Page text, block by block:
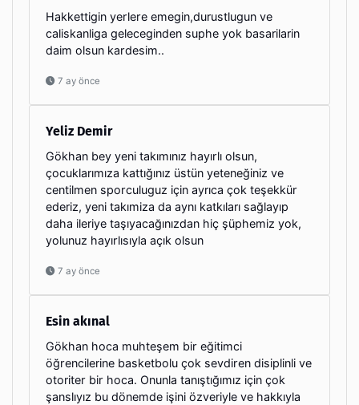
Hakkettigin yerlere emegin,durustlugun ve
caliskanliga geleceginden suphe yok basarilarin
daim olsun kardesim..
7 ay önce
Yeliz Demir
Gökhan bey yeni takımınız hayırlı olsun,
çocuklarımıza kattığınız üstün yeteneğiniz ve
centilmen sporculuguz için ayrıca çok teşekkür
ederiz, yeni takımiza da aynı katkıları sağlayıp
daha ileriye taşıyacağınızdan hiç şüphemiz yok,
yolunuz hayırlısıyla açık olsun
7 ay önce
Esin akınal
Gökhan hoca muhteşem bir eğitimci
öğrencilerine basketbolu çok sevdiren disiplinli ve
otoriter bir hoca. Onunla tanıştığımız için çok
şanslıyız bu dönemde işini özveriyle ve hakkıyla